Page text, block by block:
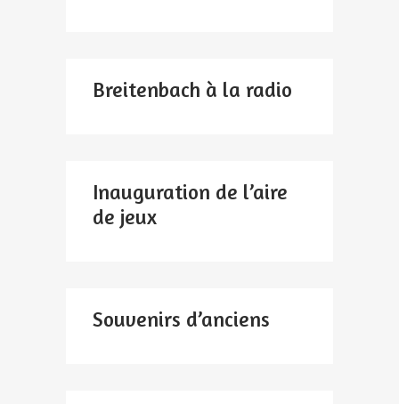
Breitenbach à la radio
Inauguration de l’aire
de jeux
Souvenirs d’anciens